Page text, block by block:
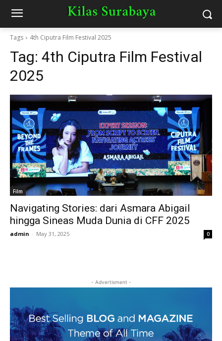
Tags 4th Ciputra Film Festival 2025
Tag: 4th Ciputra Film Festival
2025
Film
Navigating Stories: dari Asmara Abigail
hingga Sineas Muda Dunia di CFF 2025
admin - May 31, 2025 0
- Advertisment -